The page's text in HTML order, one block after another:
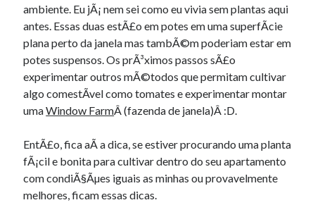
ambiente. Eu jÃ¡ nem sei como eu vivia sem plantas aqui
antes. Essas duas estÃ£o em potes em uma superfÃ­cie
plana perto da janela mas tambÃ©m poderiam estar em
potes suspensos. Os prÃ³ximos passos sÃ£o
experimentar outros mÃ©todos que permitam cultivar
algo comestÃ­vel como tomates e experimentar montar
umaWindow FarmÂ (fazenda de janela)Â :D.
EntÃ£o, fica aÃ­ a dica, se estiver procurando uma planta
fÃ¡cil e bonita para cultivar dentro do seu apartamento
com condiÃ§Ãµes iguais as minhas ou provavelmente
melhores, ficam essas dicas.